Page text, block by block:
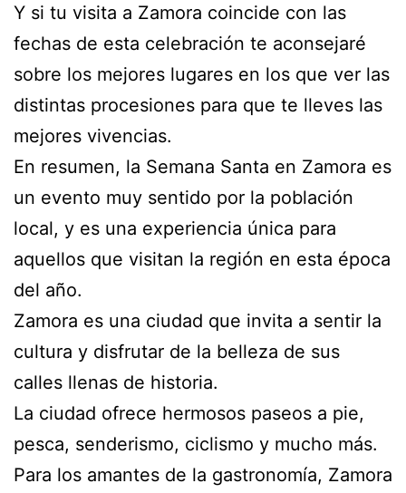
Y si tu visita a Zamora coincide con las
fechas de esta celebración te aconsejaré
sobre los mejores lugares en los que ver las
distintas procesiones para que te lleves las
mejores vivencias.
En resumen, la Semana Santa en Zamora es
un evento muy sentido por la población
local, y es una experiencia única para
aquellos que visitan la región en esta época
del año.
Zamora es una ciudad que invita a sentir la
cultura y disfrutar de la belleza de sus
calles llenas de historia.
La ciudad ofrece hermosos paseos a pie,
pesca, senderismo, ciclismo y mucho más.
Para los amantes de la gastronomía, Zamora